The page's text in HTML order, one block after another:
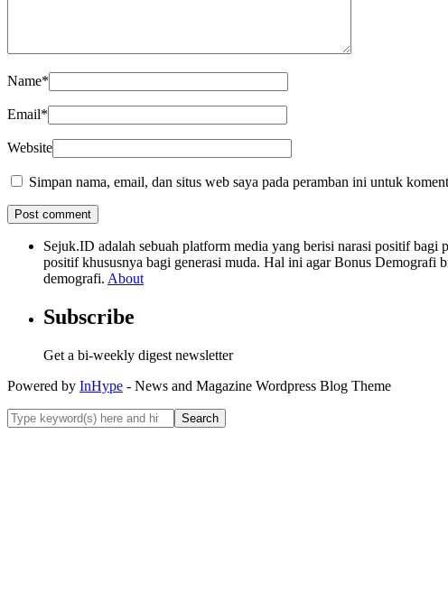
Name*
Email*
Website
Simpan nama, email, dan situs web saya pada peramban ini untuk
Sejuk.ID adalah sebuah platform media yang berisi narasi positif
positif khususnya bagi generasi muda. Hal ini agar Bonus Demografi
demografi. About
Subscribe
Get a bi-weekly digest newsletter
Powered by InHype - News and Magazine Wordpress Blog Theme